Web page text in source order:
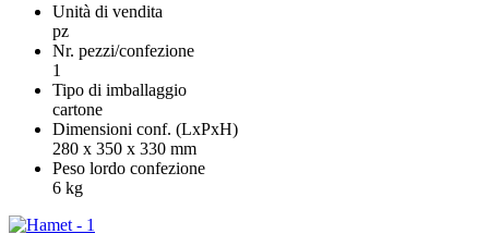
Unità di vendita
pz
Nr. pezzi/confezione
1
Tipo di imballaggio
cartone
Dimensioni conf. (LxPxH)
280 x 350 x 330 mm
Peso lordo confezione
6 kg